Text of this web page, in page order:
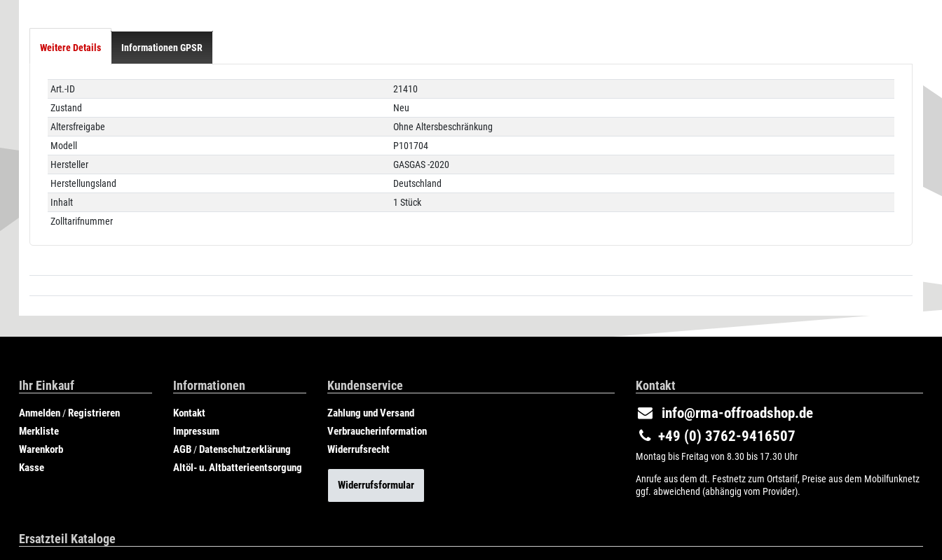
Weitere Details Informationen GPSR
Technisches
Merkmal
Wert
Art.-ID
21410
Zustand
Neu
Altersfreigabe
Ohne Altersbeschränkung
Modell
P101704
Hersteller
GASGAS -2020
Herstellungsland
Deutschland
Inhalt
1 Stück
Zolltarifnummer
Ihr Einkauf
Anmelden /Registrieren
Merkliste
Warenkorb
Kasse
Informationen
Kontakt
Impressum
AGB /Datenschutzerklärung
Altöl- u. Altbatterieentsorgung
Kundenservice
Zahlung und Versand
Verbraucherinformation
Widerrufsrecht
Widerrufsformular
Kontakt
info@rma-offroadshop.de
+49 (0) 3762-9416507
Montag bis Freitag von 8.30 bis 17.30 Uhr
Anrufe aus dem dt. Festnetz zum Ortstarif, Preise aus dem Mobilfunknetz
ggf. abweichend (abhängig vom Provider).
Ersatzteil Kataloge